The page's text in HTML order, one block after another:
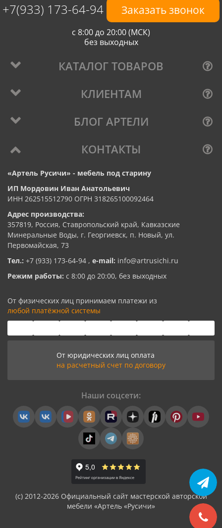
+7(933) 173-64-94 Заказать звонок
с 8:00 до 20:00 (МСК)
без выходных
КАТАЛОГ ТОВАРОВ
КЛИЕНТАМ
БЛОГ АРТЕЛИ
КОНТАКТЫ
«Артель Русичи» - мебель под старину
ИП Мордовин Иван Анатольевич
ИНН 262515512790 ОГРН 318265100092464
Адрес производства:
357819, Россия, Ставропольский край, Кавказские
Минеральные Воды, г. Георгиевск, п. Новый, ул.
Первомайская, 73
Тел.: +7 (933) 173-64-94 , e-mail: info@artrusichi.ru
Режим работы: с 8:00 до 20:00, без выходных
От физических лиц принимаем платежи из
любой платёжной системы
От юридических лиц оплата
на расчетный счет по договору
(с) 2012-2026 Официальный сайт мастерской авторской
мебели «Артель «Русичи»
Наши соцсети: